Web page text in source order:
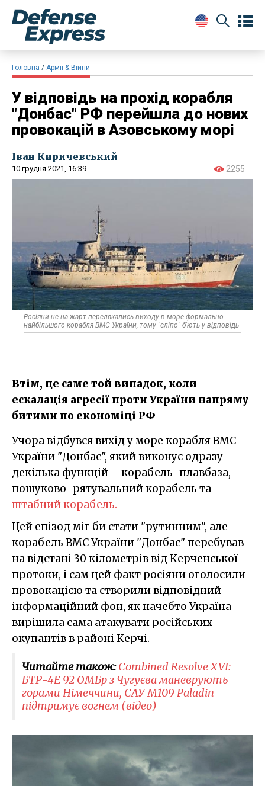
Головна Армії & Війни
У відповідь на прохід корабля
"Донбас" РФ перейшла до нових
провокацій в Азовському морі
Іван Киричевський
10 грудня 2021, 16:39 2255
Росіяни не на жарт перелякались виходу в море формально
найбільшого корабля ВМС України, тому "сліпо" б'ють у відповідь
Втім, це саме той випадок, коли
ескалація агресії проти України напряму
битими по економіці РФ
Учора відбувся вихід у море корабля ВМС
України "Донбас", який виконує одразу
декілька функцій – корабель-плавбаза,
пошуково-рятувальний корабель та
штабний корабель.
Цей епізод міг би стати "рутинним", але
корабель ВМС України "Донбас" перебував
на відстані 30 кілометрів від Керченської
протоки, і сам цей факт росіяни оголосили
провокацією та створили відповідний
інформаційний фон, як начебто Україна
вирішила сама атакувати російських
окупантів в районі Керчі.
Читайте також:​Combined Resolve XVI:
БТР-4Е 92 ОМБр з Чугуєва маневрують
горами Німеччини, САУ M109 Paladin
підтримує вогнем (відео)